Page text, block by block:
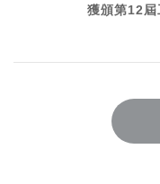
獲頒第12